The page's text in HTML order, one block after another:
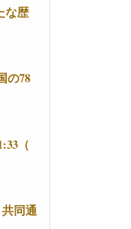
な歴
の78
（
同通